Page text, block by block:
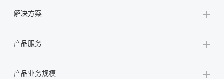
解决方案 +
产品服务 +
产品业务规模 +